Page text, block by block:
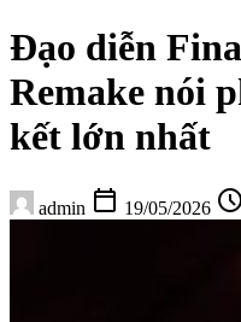
Đạo diễn
Remake nói
kết lớn nhất
admin calendar_today 19/05/2026 schedule